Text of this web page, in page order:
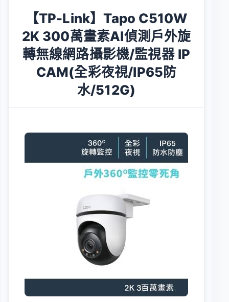
【TP-Link】Tapo C510W
2K 300萬畫素AI偵測戶外旋
轉無線網路攝影機/監視器 IP
CAM(全彩夜視/IP65防
水/512G)